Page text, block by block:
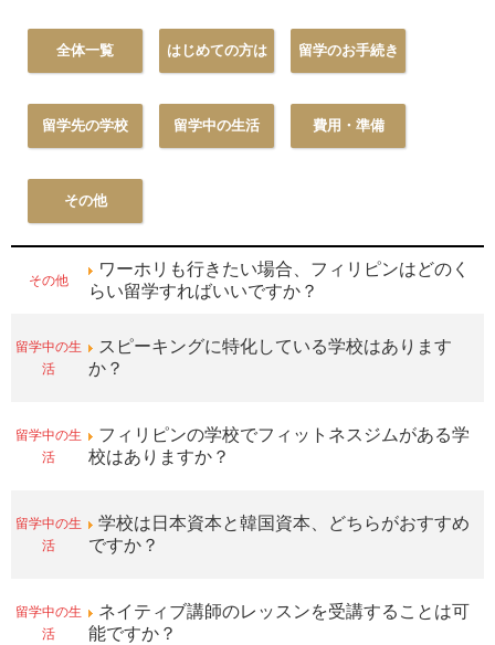
全体一覧 はじめての方は 留学のお手続き
留学先の学校 留学中の生活 費用・準備
その他
その他
ワーホリも行きたい場合、フィリピンはどのく
らい留学すればいいですか？
留学中の生
活
スピーキングに特化している学校はあります
か？
留学中の生
活
フィリピンの学校でフィットネスジムがある学
校はありますか？
留学中の生
活
学校は日本資本と韓国資本、どちらがおすすめ
ですか？
留学中の生
活
ネイティブ講師のレッスンを受講することは可
能ですか？